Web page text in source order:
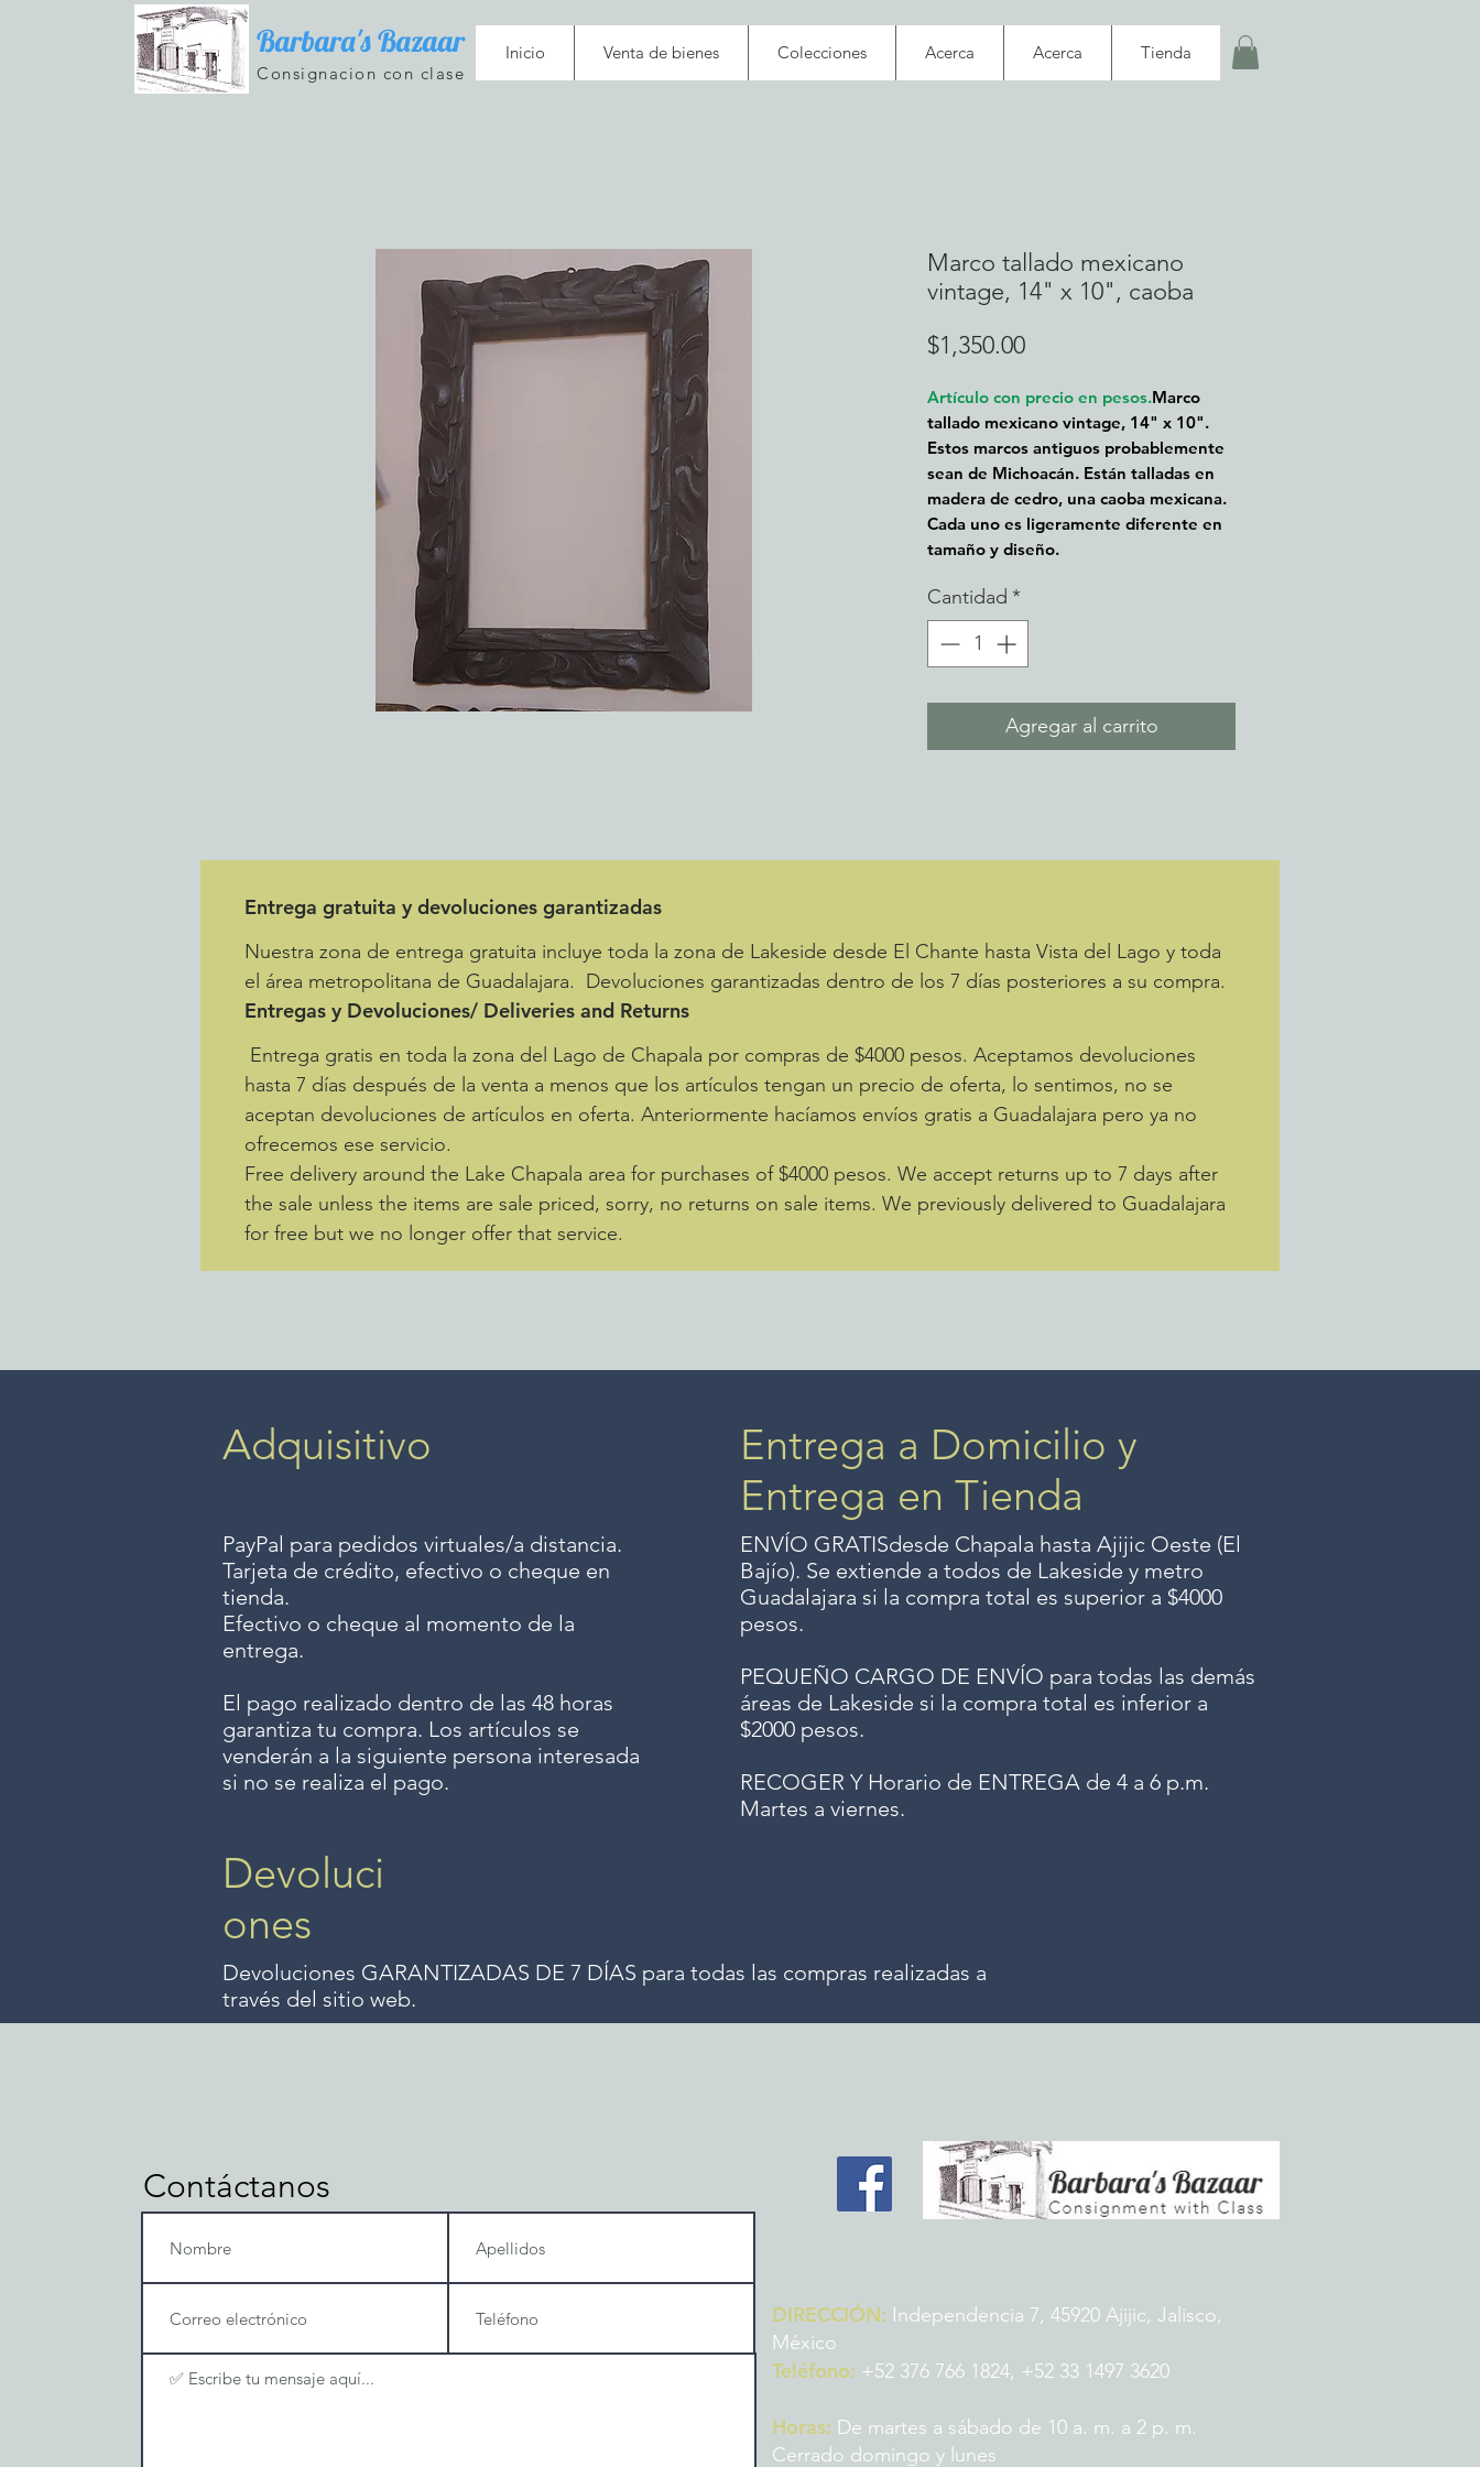
Barbara's Bazaar
Consignacion con clase
Inicio Venta de bienes Colecciones Acerca Acerca Tienda
Marco tallado mexicano
vintage, 14" x 10", caoba
$1,350.00Precio
Artículo con precio en pesos.Marco
tallado mexicano vintage, 14" x 10".
Estos marcos antiguos probablemente
sean de Michoacán. Están talladas en
madera de cedro, una caoba mexicana.
Cada uno es ligeramente diferente en
tamaño y diseño.
Cantidad *
Agregar al carrito
Entrega gratuita y devoluciones garantizadas
Nuestra zona de entrega gratuita incluye toda la zona de Lakeside desde El Chante hasta Vista del Lago y toda
el área metropolitana de Guadalajara. Devoluciones garantizadas dentro de los 7 días posteriores a su compra.
Entregas y Devoluciones/ Deliveries and Returns
Entrega gratis en toda la zona del Lago de Chapala por compras de $4000 pesos. Aceptamos devoluciones
hasta 7 días después de la venta a menos que los artículos tengan un precio de oferta, lo sentimos, no se
aceptan devoluciones de artículos en oferta. Anteriormente hacíamos envíos gratis a Guadalajara pero ya no
ofrecemos ese servicio.
Free delivery around the Lake Chapala area for purchases of $4000 pesos. We accept returns up to 7 days after
the sale unless the items are sale priced, sorry, no returns on sale items. We previously delivered to Guadalajara
for free but we no longer offer that service.
Adquisitivo
PayPal para pedidos virtuales/a distancia.
Tarjeta de crédito, efectivo o cheque en
tienda.
Efectivo o cheque al momento de la
entrega.
El pago realizado dentro de las 48 horas
garantiza tu compra. Los artículos se
venderán a la siguiente persona interesada
si no se realiza el pago.
Entrega a Domicilio y
Entrega en Tienda
ENVÍO GRATISdesde Chapala hasta Ajijic Oeste (El
Bajío). Se extiende a todos de Lakeside y metro
Guadalajara si la compra total es superior a $4000
pesos.
PEQUEÑO CARGO DE ENVÍO para todas las demás
áreas de Lakeside si la compra total es inferior a
$2000 pesos.
RECOGER Y Horario de ENTREGA de 4 a 6 p.m.
Martes a viernes.
Devoluci
ones
Devoluciones GARANTIZADAS DE 7 DÍAS para todas las compras realizadas a
través del sitio web.
Contáctanos
DIRECCIÓN: Independencia 7, 45920 Ajijic, Jalisco,
México
Teléfono: +52 376 766 1824, +52 33 1497 3620
Horas: De martes a sábado de 10 a. m. a 2 p. m.
Cerrado domingo y lunes